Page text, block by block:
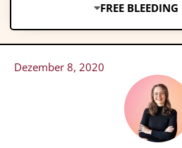
FREE
Dezember 8, 2020